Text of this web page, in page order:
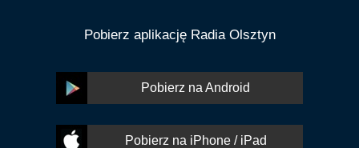
Pobierz aplikację Radia Olsztyn
Pobierz na Android
Pobierz na iPhone / iPad